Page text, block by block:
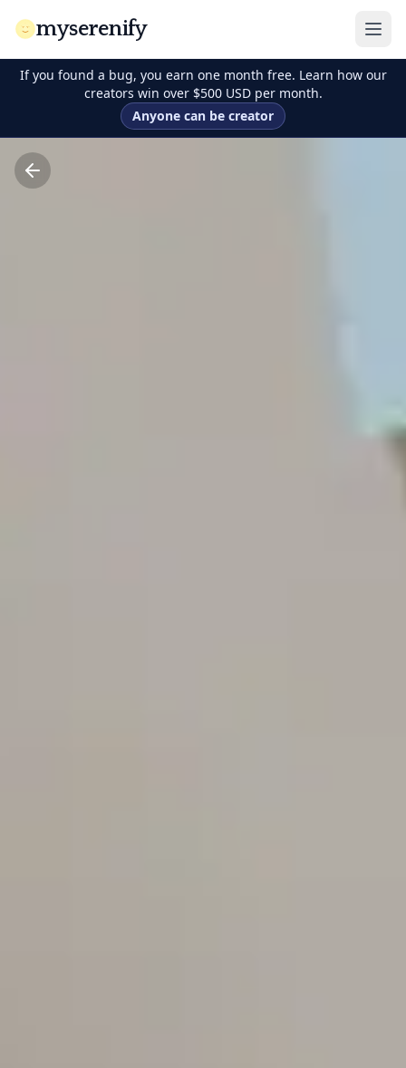
myserenify
If you found a bug, you earn one month free. Learn how our
creators win over $500 USD per month.
Anyone can be creator